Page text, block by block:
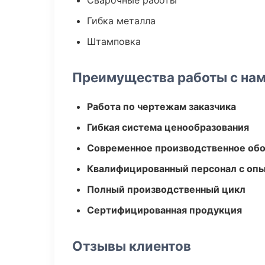
Гибка металла
Штамповка
Преимущества работы с
Работа по чертежам заказчика
Гибкая система ценообразования
Современное производственное
Квалифицированный персонал с
Полный производственный цикл
Сертифицированная продукция
Отзывы клиентов